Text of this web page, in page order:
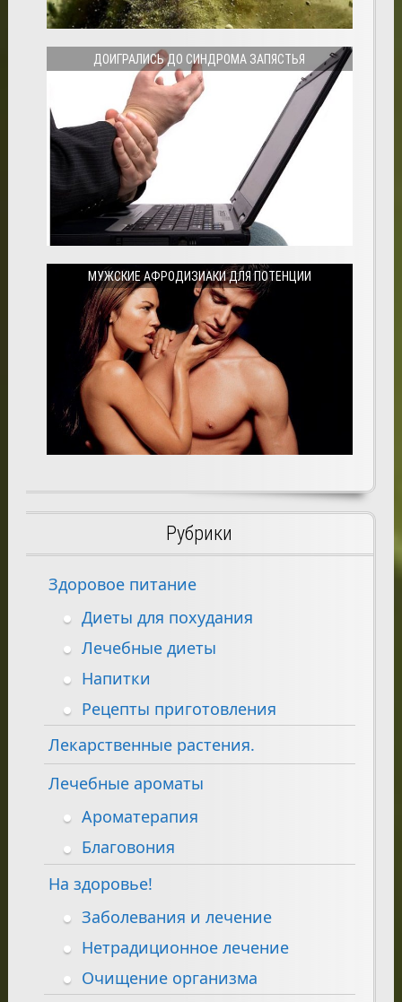
ДОИГРАЛИСЬ ДО СИНДРОМА ЗАПЯСТЬЯ
МУЖСКИЕ АФРОДИЗИАКИ ДЛЯ ПОТЕНЦИИ
Рубрики
Здоровое питание
Диеты для похудания
Лечебные диеты
Напитки
Рецепты приготовления
Лекарственные растения.
Лечебные ароматы
Ароматерапия
Благовония
На здоровье!
Заболевания и лечение
Нетрадиционное лечение
Очищение организма